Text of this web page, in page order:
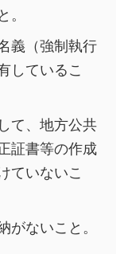
。
義（強制執行
しているこ
て、地方公共
証書等の作成
ていないこ
がないこと。